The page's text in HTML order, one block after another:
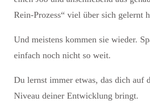
Rein-Prozess“ viel über sich gelernt
Und meistens kommen sie wieder.
einfach noch nicht so weit.
Du lernst immer etwas, das dich auf
Niveau deiner Entwicklung bringt.